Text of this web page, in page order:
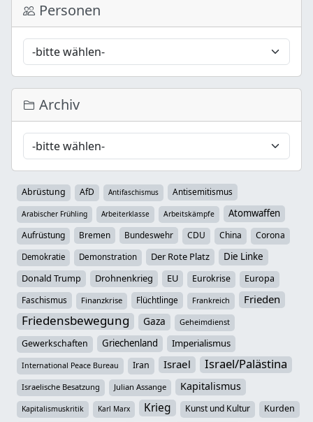
Personen
Archiv
Abrüstung AfD Antifaschismus Antisemitismus
Arabischer Frühling Arbeiterklasse Arbeitskämpfe Atomwaffen
Aufrüstung Bremen Bundeswehr CDU China Corona
Demokratie Demonstration Der Rote Platz
Die Linke
Donald Trump
Drohnenkrieg EU Eurokrise Europa
Faschismus Finanzkrise Flüchtlinge Frankreich Frieden
Friedensbewegung Gaza Geheimdienst
Gewerkschaften Griechenland Imperialismus
International Peace Bureau Iran Israel Israel/Palästina
Israelische Besatzung Julian Assange Kapitalismus
Kapitalismuskritik Karl Marx Krieg Kunst und Kultur Kurden